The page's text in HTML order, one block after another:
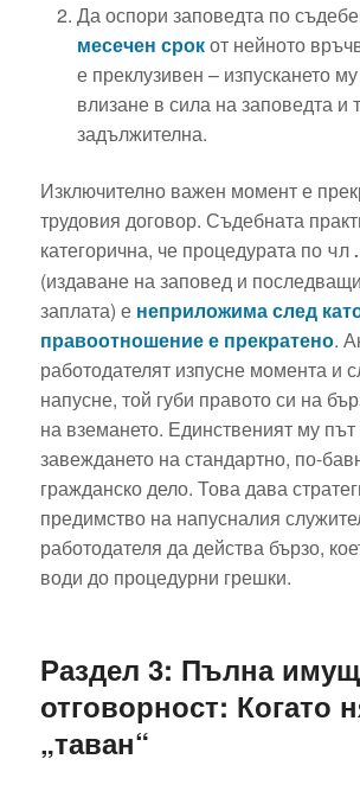
Да оспори заповедта по
месечен срокот нейното
е преклузивен – изпускането
влизане в сила на заповедта и
задължителна.
Изключително важен момент е
трудовия договор. Съдебната
категорична, че процедурата по
(издаване на заповед и
заплата) е неприложима след
правоотношение е прекратено.
работодателят изпусне момента и
напусне, той губи правото си на
на вземането. Единственият му път
завеждането на стандартно, по-
гражданско дело. Това дава
предимство на напусналия
работодателя да действа бързо,
води до процедурни грешки.
Раздел 3: Пълна
отговорност: Когато
„таван“